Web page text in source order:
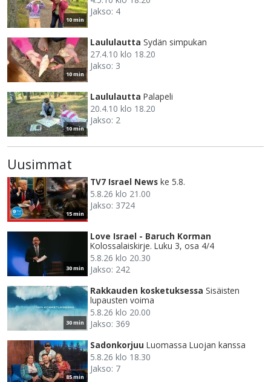
10 min
Jakso: 4
10 min
Laululautta Sydän simpukan
27.4.10 klo 18.20
Jakso: 3
10 min
Laululautta Palapeli
20.4.10 klo 18.20
Jakso: 2
Uusimmat
15 min
TV7 Israel News ke 5.8.
5.8.26 klo 21.00
Jakso: 3724
30 min
Love Israel - Baruch Korman
Kolossalaiskirje. Luku 3, osa 4/4
5.8.26 klo 20.30
Jakso: 242
30 min
Rakkauden kosketuksessa Sisäisten
lupausten voima
5.8.26 klo 20.00
Jakso: 369
85 min
Sadonkorjuu Luomassa Luojan kanssa
5.8.26 klo 18.30
Jakso: 7